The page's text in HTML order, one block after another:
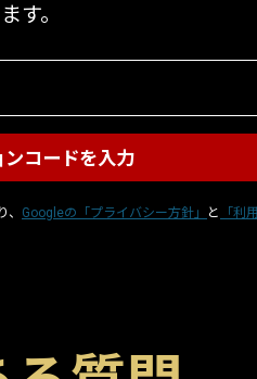
す。
Googleの「プライバシー方針」 と 「利